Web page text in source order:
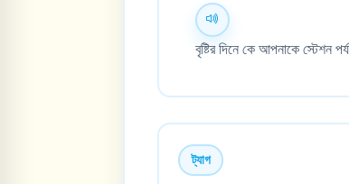
বৃষ্টির দিনে কে আপনাকে স্টেশন
ট্যাগ